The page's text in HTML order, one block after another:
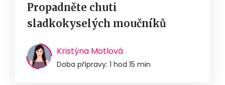
Propadněte chuti
sladkokyselých moučníků
Kristýna Motlová
Doba přípravy: 1 hod 15 min